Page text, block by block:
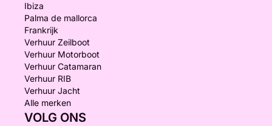
Ibiza
Palma de mallorca
Frankrijk
Verhuur Zeilboot
Verhuur Motorboot
Verhuur Catamaran
Verhuur RIB
Verhuur Jacht
Alle merken
VOLG ONS